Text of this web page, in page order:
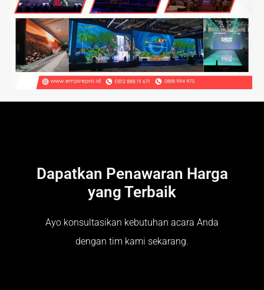
Dapatkan Penawaran Harga
yang Terbaik
Ayo konsultasikan kebutuhan acara Anda
dengan tim kami sekarang.